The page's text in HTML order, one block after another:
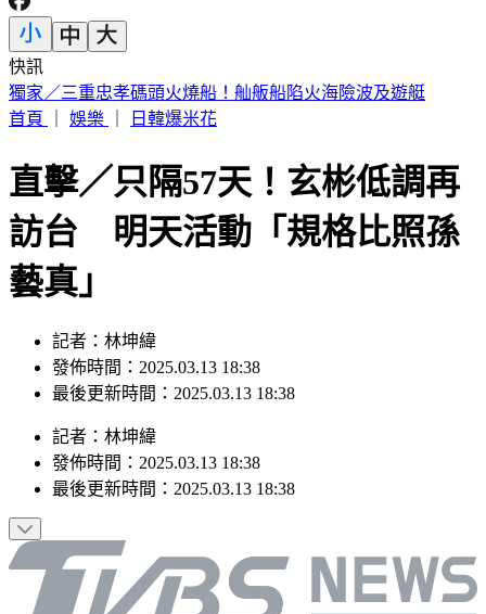
快訊
66歲徐乃麟遭爆「現身三總大腸直腸科」診間 本人證實了揭
最新健康狀況
直擊／只隔57天！玄彬低調再
訪台 明天活動「規格比照孫
藝真」
記者：林坤緯
發佈時間：2025.03.13 18:38
記者：林坤緯
發佈時間：2025.03.13 18:38